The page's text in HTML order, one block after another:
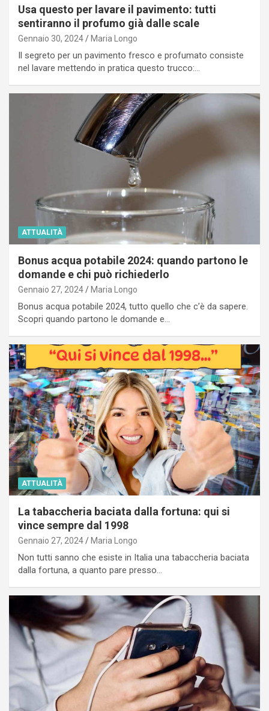
Usa questo per lavare il pavimento: tutti
sentiranno il profumo già dalle scale
Gennaio 30, 2024 Maria Longo
Il segreto per un pavimento fresco e profumato consiste
nel lavare mettendo in pratica questo trucco:…
ATTUALITÀ
Bonus acqua potabile 2024: quando partono le
domande e chi può richiederlo
Gennaio 27, 2024 Maria Longo
Bonus acqua potabile 2024, tutto quello che c’è da sapere.
Scopri quando partono le domande e…
ATTUALITÀ
La tabaccheria baciata dalla fortuna: qui si
vince sempre dal 1998
Gennaio 27, 2024 Maria Longo
Non tutti sanno che esiste in Italia una tabaccheria baciata
dalla fortuna, a quanto pare presso…